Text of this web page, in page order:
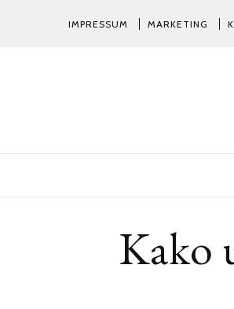
IMPRESSUM MARKETING
Kako